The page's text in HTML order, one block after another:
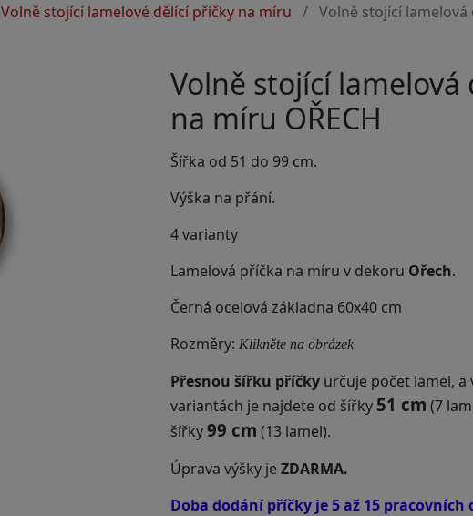
Volně stojící lamelové dělící příčky na míru Volně stojící lamelová
Volně stojící lamelová
na míru OŘECH
Šířka od 51 do 99 cm.
Výška na přání.
4 varianty
Lamelová příčka na míru v dekoru Ořech.
Černá ocelová základna 60x40 cm
Rozměry: Klikněte na obrázek
Přesnou šířku příčky určuje počet lamel, a
variantách je najdete od šířky 51 cm (7
šířky99 cm (13 lamel).
Úprava výšky je ZDARMA.
Doba dodání příčky je 5 až 15 pracovních